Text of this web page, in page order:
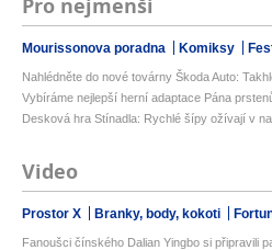
Pro nejmenší
Mourissonova poradna Komiksy
Nahlédněte do nové továrny Škoda Auto:
Vybíráme nejlepší herní adaptace Pána
Desková hra Stínadla: Rychlé šípy ožívají v
Video
Prostor X Branky, body, kokoti
Fanoušci čínského Dalian Yingbo si připravili